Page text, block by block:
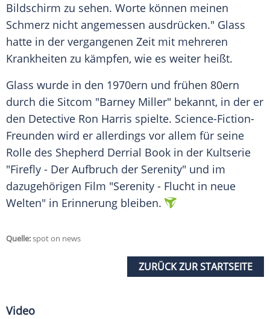
Bildschirm zu sehen. Worte können meinen
Schmerz nicht angemessen ausdrücken." Glass
hatte in der vergangenen Zeit mit mehreren
Krankheiten zu kämpfen, wie es weiter heißt.
Glass wurde in den 1970ern und frühen 80ern
durch die Sitcom "Barney Miller" bekannt, in der er
den Detective Ron Harris spielte. Science-Fiction-
Freunden wird er allerdings vor allem für seine
Rolle des Shepherd Derrial Book in der Kultserie
"Firefly - Der Aufbruch der Serenity" und im
dazugehörigen Film "Serenity - Flucht in neue
Welten" in Erinnerung bleiben.
Quelle:spot on news
ZURÜCK ZUR STARTSEITE
Video